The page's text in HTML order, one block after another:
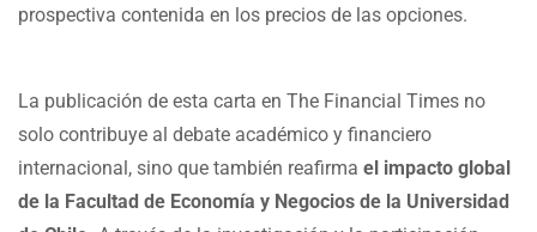
prospectiva contenida en los precios de las opciones.
La publicación de esta carta en The Financial Times no
solo contribuye al debate académico y financiero
internacional, sino que también reafirma el impacto global
de la Facultad de Economía y Negocios de la Universidad